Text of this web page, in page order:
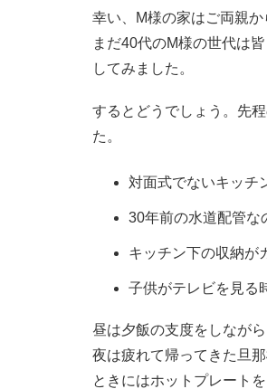
幸い、M様の家はご両親か
まだ40代のM様の世代は
してみました。
するとどうでしょう。先
た。
対面式でないキッチ
30年前の水道配管な
キッチン下の収納が
子供がテレビを見る
昼は夕飯の支度をしなが
夜は疲れて帰ってきた旦
ときにはホットプレート